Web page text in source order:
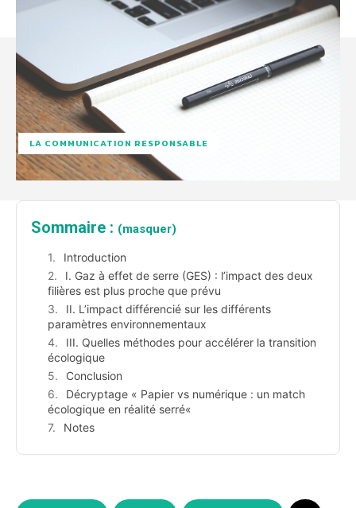
LA COMMUNICATION RESPONSABLE
Sommaire : (masquer)
Introduction
I. Gaz à effet de serre (GES) : l’impact des deux
filières est plus proche que prévu
II. L’impact différencié sur les différents
paramètres environnementaux
III. Quelles méthodes pour accélérer la transition
écologique
Conclusion
Décryptage « Papier vs numérique : un match
écologique en réalité serré«
Notes